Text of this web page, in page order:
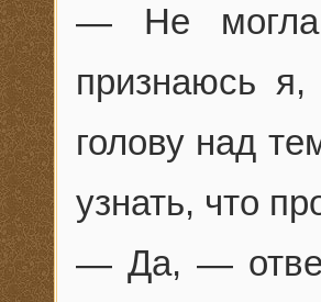
— Не могла
признаюсь
голову над
узнать, что
— Да, —